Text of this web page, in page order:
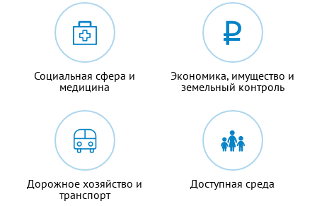
Социальная сфера и
медицина
Экономика, имущество и
земельный контроль
Дорожное хозяйство и
транспорт
Доступная среда